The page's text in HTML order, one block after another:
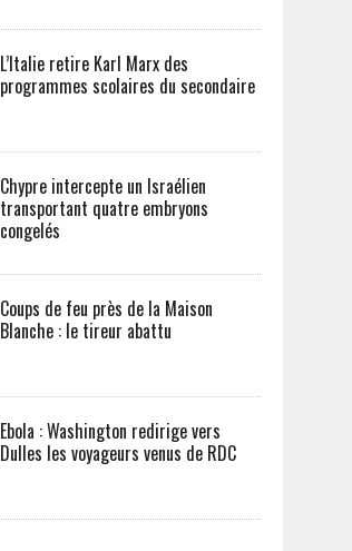
L’Italie retire Karl Marx des
programmes scolaires du secondaire
Chypre intercepte un Israélien
transportant quatre embryons
congelés
Coups de feu près de la Maison
Blanche : le tireur abattu
Ebola : Washington redirige vers
Dulles les voyageurs venus de RDC